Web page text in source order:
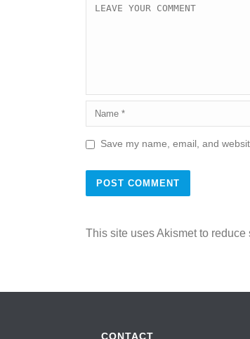
Save my name, email, and
This site uses Akismet to reduce
CONTACT